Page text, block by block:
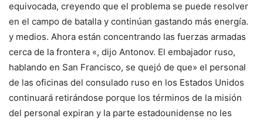
equivocada, creyendo que el problema se puede resolver
en el campo de batalla y continúan gastando más energía.
y medios. Ahora están concentrando las fuerzas armadas
cerca de la frontera «, dijo Antonov. El embajador ruso,
hablando en San Francisco, se quejó de que» el personal
de las oficinas del consulado ruso en los Estados Unidos
continuará retirándose porque los términos de la misión
del personal expiran y la parte estadounidense no les